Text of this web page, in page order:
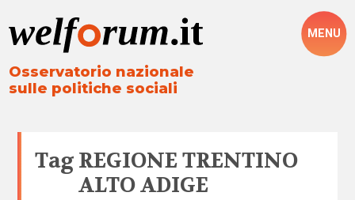
Osservatorio nazionale
sulle politiche sociali
MENU
Tag REGIONE TRENTINO
ALTO ADIGE